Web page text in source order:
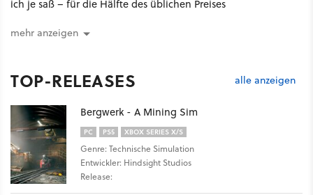
ich je saß – für die Hälfte des üblichen Preises
mehr anzeigen
TOP-RELEASES alle anzeigen
Bergwerk - A Mining Sim
PC PS5 XBOX SERIES X/S
Genre: Technische Simulation
Entwickler: Hindsight Studios
Release: